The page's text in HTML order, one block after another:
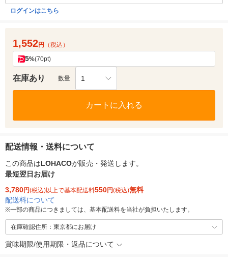
ログインはこちら
1,552円 （税込）
5%(70pt)
在庫あり 数量 1
カートに入れる
配送情報・送料について
この商品はLOHACOが販売・発送します。
最短翌日お届け
3,780円(税込)以上で基本配送料550円(税込)無料
配送料について
※一部の商品につきましては、基本配送料を当社が負担いたします。
在庫確認住所：東京都にお届け
賞味期限/使用期限・返品について